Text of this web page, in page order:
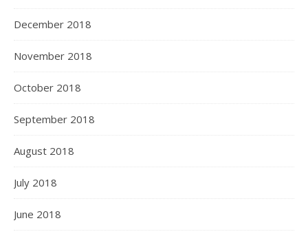
December 2018
November 2018
October 2018
September 2018
August 2018
July 2018
June 2018